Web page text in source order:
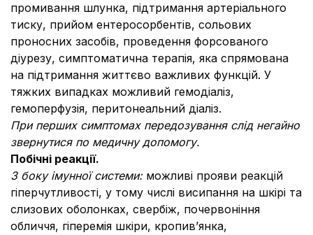
промивання шлунка, підтримання артеріального
тиску, прийом ентеросорбентів, сольових
проносних засобів, проведення форсованого
діурезу, симптоматична терапія, яка спрямована
на підтримання життєво важливих функцій. У
тяжких випадках можливий гемодіаліз,
гемоперфузія, перитонеальний діаліз.
При перших симптомах передозування слід негайно
звернутися по медичну допомогу.
Побічні реакції.
З боку імунної системи: можливі прояви реакцій
гіперчутливості, у тому числі висипання на шкірі та
слизових оболонках, свербіж, почервоніння
обличчя, гіперемія шкіри, кропив’янка,